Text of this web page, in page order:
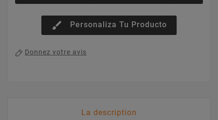
brush Personaliza Tu Producto
Donnez votre avis
La description